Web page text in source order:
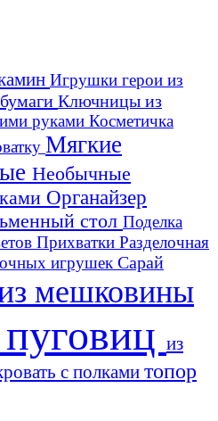
Игрушки герои из
Ключницы из
руками Косметичка
Мягкие
Необычные
Органайзер
стол Поделка
Прихватки Разделочная
игрушекСарай
мешковины
из
с полками топор